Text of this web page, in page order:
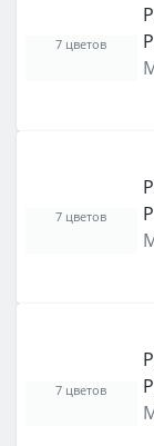
7 цветов
7 цветов
7 цветов